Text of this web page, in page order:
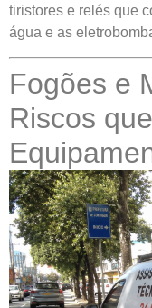
tiristores e relés que
água e as
Fogões e
Riscos